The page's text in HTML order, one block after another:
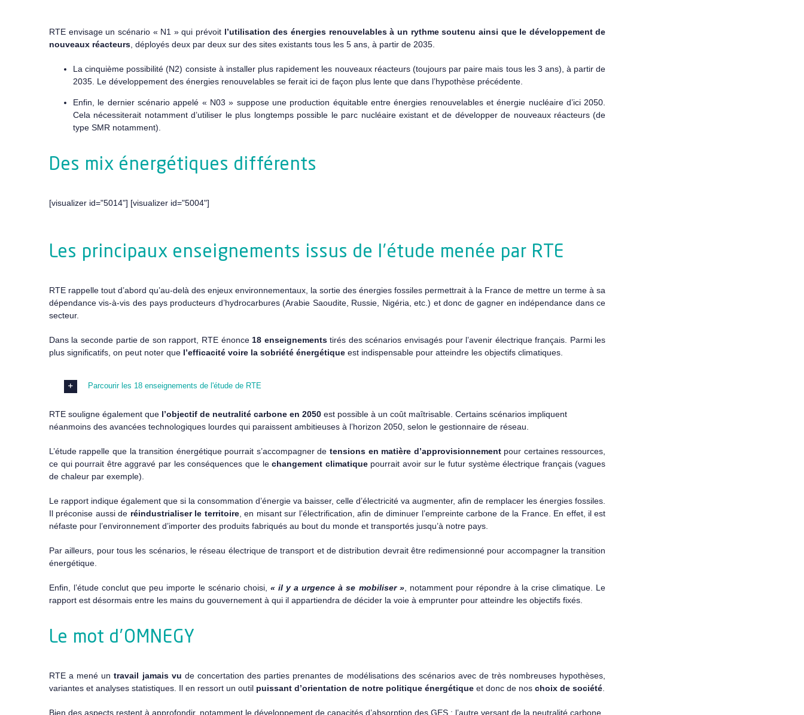
RTE envisage un scénario « N1 » qui prévoit l’utilisation des énergies renouvelables à un rythme soutenu ainsi que le développement de
nouveaux réacteurs, déployés deux par deux sur des sites existants tous les 5 ans, à partir de 2035.
La cinquième possibilité (N2) consiste à installer plus rapidement les nouveaux réacteurs (toujours par paire mais tous les 3 ans), à partir de
2035. Le développement des énergies renouvelables se ferait ici de façon plus lente que dans l’hypothèse précédente.
Enfin, le dernier scénario appelé « N03 » suppose une production équitable entre énergies renouvelables et énergie nucléaire d’ici 2050.
Cela nécessiterait notamment d’utiliser le plus longtemps possible le parc nucléaire existant et de développer de nouveaux réacteurs (de
type SMR notamment).
Des mix énergétiques différents
[visualizer id="5014"] [visualizer id="5004"]
Les principaux enseignements issus de l’étude menée par RTE
RTE rappelle tout d’abord qu’au-delà des enjeux environnementaux, la sortie des énergies fossiles permettrait à la France de mettre un terme à sa
dépendance vis-à-vis des pays producteurs d’hydrocarbures (Arabie Saoudite, Russie, Nigéria, etc.) et donc de gagner en indépendance dans ce
secteur.
Dans la seconde partie de son rapport, RTE énonce 18 enseignementstirés des scénarios envisagés pour l’avenir électrique français. Parmi les
plus significatifs, on peut noter que l’efficacité voire la sobriété énergétiqueest indispensable pour atteindre les objectifs climatiques.
Parcourir les 18 enseignements de l'étude de RTE
RTE souligne également que l’objectif de neutralité carbone en 2050est possible à un coût maîtrisable. Certains scénarios impliquent
néanmoins des avancées technologiques lourdes qui paraissent ambitieuses à l’horizon 2050, selon le gestionnaire de réseau.
L’étude rappelle que la transition énergétique pourrait s’accompagner detensions en matière d’approvisionnementpour certaines ressources,
ce qui pourrait être aggravé par les conséquences que lechangement climatiquepourrait avoir sur le futur système électrique français (vagues
de chaleur par exemple).
Le rapport indique également que si la consommation d’énergie va baisser, celle d’électricité va augmenter, afin de remplacer les énergies fossiles.
Il préconise aussi de réindustrialiser le territoire, en misant sur l’électrification, afin de diminuer l’empreinte carbone de la France. En effet, il est
néfaste pour l’environnement d’importer des produits fabriqués au bout du monde et transportés jusqu’à notre pays.
Par ailleurs, pour tous les scénarios, le réseau électrique de transport et de distribution devrait être redimensionné pour accompagner la transition
énergétique.
Enfin, l’étude conclut que peu importe le scénario choisi, « il y a urgence à se mobiliser », notamment pour répondre à la crise climatique. Le
rapport est désormais entre les mains du gouvernement à qui il appartiendra de décider la voie à emprunter pour atteindre les objectifs fixés.
Le mot d’OMNEGY
RTE a mené untravail jamais vu de concertation des parties prenantes de modélisations des scénarios avec de très nombreuses hypothèses,
variantes et analyses statistiques. Il en ressort un outil puissant d’orientation de notre politique énergétiqueet donc de nos choix de société.
Bien des aspects restent à approfondir, notamment le développement de capacités d’absorption des GES : l’autre versant de la neutralité carbone.